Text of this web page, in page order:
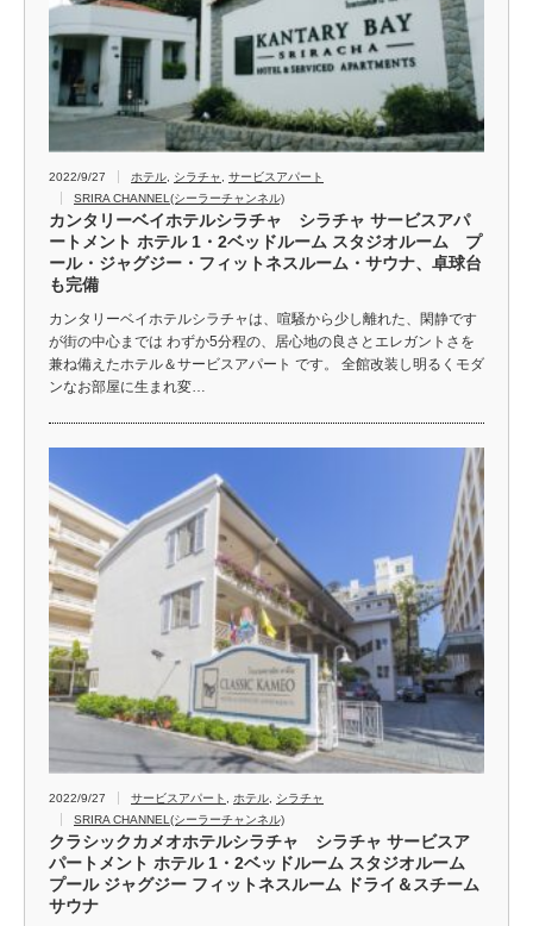
2022/9/27 ホテル シラチャ
サービスアパート
SRIRA CHANNEL(シーラーチャンネル)
カンタリーベイホテルシラチャ シラチャ サービスアパ
ートメント ホテル 1・2ベッドルーム スタジオルーム プ
ール・ジャグジー・フィットネスルーム・サウナ、卓球台
も完備
カンタリーベイホテルシラチャは、喧騒から少し離れた、閑静です
が街の中心までは わずか5分程の、居心地の良さとエレガントさを
兼ね備えたホテル＆サービスアパート です。 全館改装し明るくモダ
ンなお部屋に生まれ変…
2022/9/27 サービスアパート ホテル
シラチャ
SRIRA CHANNEL(シーラーチャンネル)
クラシックカメオホテルシラチャ シラチャ サービスア
パートメント ホテル 1・2ベッドルーム スタジオルーム
プール ジャグジー フィットネスルーム ドライ＆スチーム
サウナ